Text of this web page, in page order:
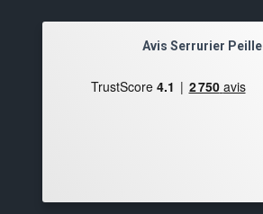
Avis Serrurier Peille